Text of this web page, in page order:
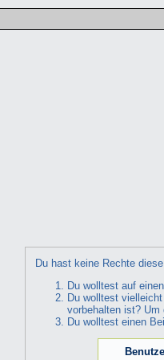
Du hast keine Rechte
Du wolltest auf
Du wolltest
vorbehalten ist?
Du wolltest einen